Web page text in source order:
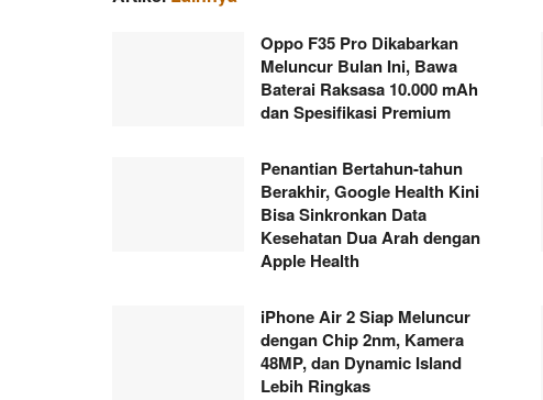
Oppo F35 Pro Dikabarkan
Meluncur Bulan Ini, Bawa
Baterai Raksasa 10.000 mAh
dan Spesifikasi Premium
Penantian Bertahun-tahun
Berakhir, Google Health Kini
Bisa Sinkronkan Data
Kesehatan Dua Arah dengan
Apple Health
iPhone Air 2 Siap Meluncur
dengan Chip 2nm, Kamera
48MP, dan Dynamic Island
Lebih Ringkas